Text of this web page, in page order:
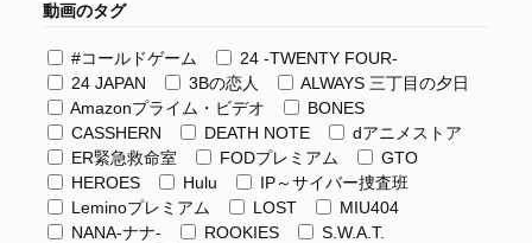
動画のタグ
#コールドゲーム
24 -TWENTY FOUR-
24 JAPAN
3Bの恋人
ALWAYS 三丁目の夕日
Amazonプライム・ビデオ
BONES
CASSHERN
DEATH NOTE
dアニメストア
ER緊急救命室
FODプレミアム
GTO
HEROES
Hulu
IP～サイバー捜査班
Leminoプレミアム
LOST
MIU404
NANA-ナナ-
ROOKIES
S.W.A.T.